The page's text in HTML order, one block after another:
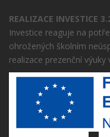
REALIZACE INVESTICE
Investice reaguje na
ohrožených školním
realizace prezenční